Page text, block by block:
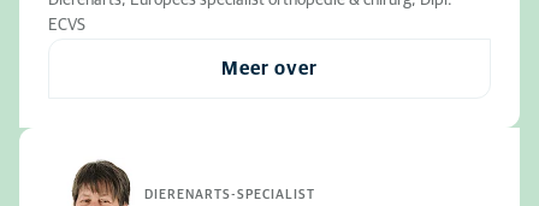
ECVS
Meer over
DIERENARTS-SPECIALIST